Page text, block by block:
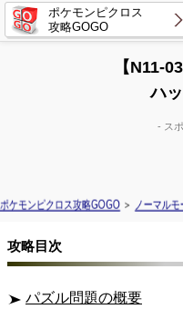
ポケモンピクロス
攻略GOGO
【N11-
ハ
- ス
ポケモンピクロス攻略GOGO ＞ ノーマル
攻略目次
パズル問題の概要